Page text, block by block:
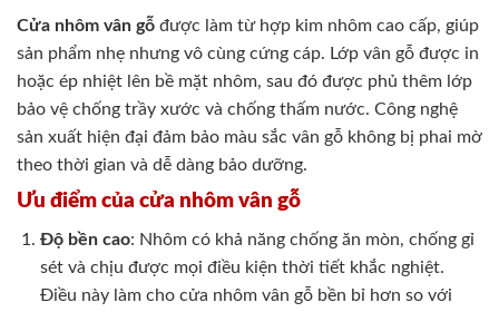
Cửa nhôm vân gỗ được làm từ hợp kim nhôm cao cấp, giúp
sản phẩm nhẹ nhưng vô cùng cứng cáp. Lớp vân gỗ được in
hoặc ép nhiệt lên bề mặt nhôm, sau đó được phủ thêm lớp
bảo vệ chống trầy xước và chống thấm nước. Công nghệ
sản xuất hiện đại đảm bảo màu sắc vân gỗ không bị phai mờ
theo thời gian và dễ dàng bảo dưỡng.
Ưu điểm của cửa nhôm vân gỗ
Độ bền cao: Nhôm có khả năng chống ăn mòn, chống gỉ
sét và chịu được mọi điều kiện thời tiết khắc nghiệt.
Điều này làm cho cửa nhôm vân gỗ bền bỉ hơn so với